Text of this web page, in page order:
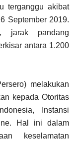
terganggu akibat
September 2019.
jarak pandang
antara 1.200
melakukan
kepada Otoritas
Instansi
Hal ini dalam
keselamatan